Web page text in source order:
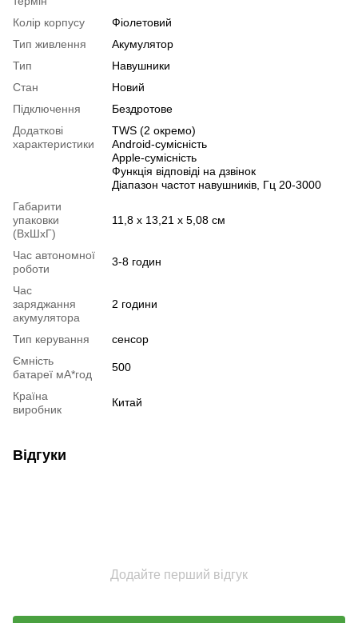
Колір корпусу
Фiолетовий
Тип живлення
Акумулятор
Тип
Навушники
Стан
Новий
Підключення
Бездротове
Додаткові
характеристики
TWS (2 окремо)
Android-сумісність
Apple-сумісність
Функція відповіді на дзвінок
Діапазон частот навушників, Гц 20-3000
Габарити
упаковки
(ВхШхГ)
11,8 x 13,21 x 5,08 см
Час автономної
роботи
3-8 годин
Час
заряджання
акумулятора
2 години
Тип керування
сенсор
Ємність
батареї мА*год
500
Країна
виробник
Китай
Відгуки
Додайте перший відгук